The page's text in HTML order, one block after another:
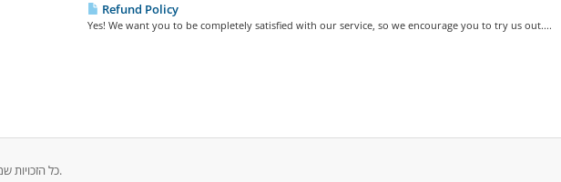
Refund Policy
Yes! We want you to be completely satisfied with our service, so we encourage you to try us out....
זכויות יוצרים © 2026 DiWP.com כל הזכויות שמורות.